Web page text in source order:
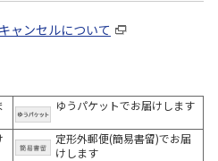
ャンセルについて
ゆうパケットでお届けします
定形外郵便(簡易書留)でお届
けします